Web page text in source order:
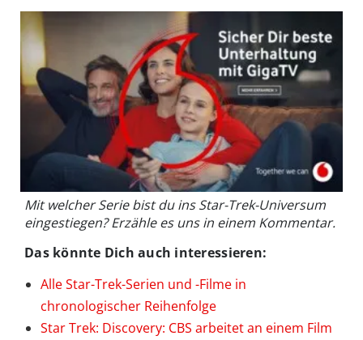
Mit welcher Serie bist du ins Star-Trek-Universum
eingestiegen? Erzähle es uns in einem Kommentar.
Das könnte Dich auch interessieren:
Alle Star-Trek-Serien und -Filme in
chronologischer Reihenfolge
Star Trek: Discovery: CBS arbeitet an einem Film